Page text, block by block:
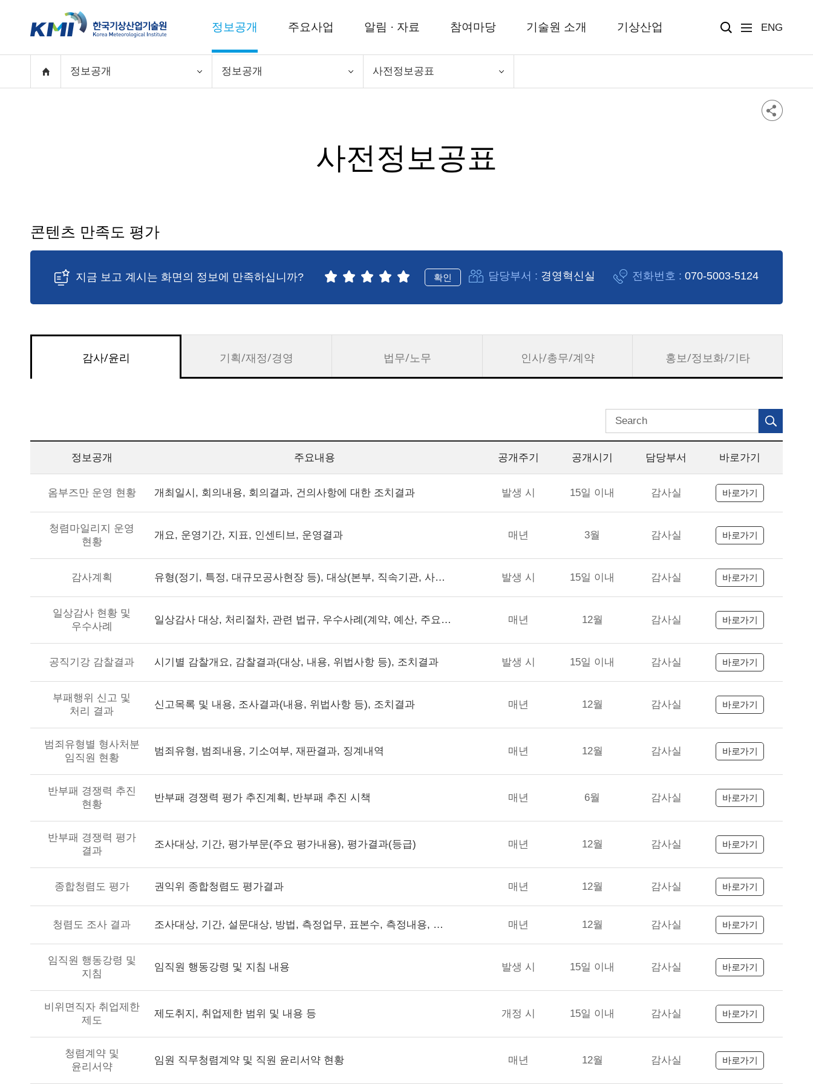
정보공개 주요사업 알림 · 자료 참여마당 기술원 소개 기상산업 ENG
정보공개 정보공개 사전정보공표
사전정보공표
콘텐츠 만족도 평가
지금 보고 계시는 화면의 정보에 만족하십니까? 확인 담당부서 : 경영혁신실 전화번호 : 070-5003-5124
감사/윤리 기획/재정/경영 법무/노무 인사/총무/계약 홍보/정보화/기타
검색어 입력
정보공개 주요내용 공개주기 공개시기 담당부서 바로가기
옴부즈만 운영 현황 개최일시, 회의내용, 회의결과, 건의사항에 대한 조치결과 발생 시 15일 이내 감사실 바로가기
청렴마일리지 운영
현황
개요, 운영기간, 지표, 인센티브, 운영결과 매년 3월 감사실 바로가기
감사계획 유형(정기, 특정, 대규모공사현장 등), 대상(본부, 직속기관, 사업소 등), 감사일정, 감사반편성, 중점 감사사항 발생 시 15일 이내 감사실 바로가기
일상감사 현황 및
우수사례
일상감사 대상, 처리절차, 관련 법규, 우수사례(계약, 예산, 주요 정책분야 우수사례) 매년 12월 감사실 바로가기
공직기강 감찰결과 시기별 감찰개요, 감찰결과(대상, 내용, 위법사항 등), 조치결과 발생 시 15일 이내 감사실 바로가기
부패행위 신고 및
처리 결과
신고목록 및 내용, 조사결과(내용, 위법사항 등), 조치결과 매년 12월 감사실 바로가기
범죄유형별 형사처분
임직원 현황
범죄유형, 범죄내용, 기소여부, 재판결과, 징계내역 매년 12월 감사실 바로가기
반부패 경쟁력 추진
현황
반부패 경쟁력 평가 추진계획, 반부패 추진 시책 매년 6월 감사실 바로가기
반부패 경쟁력 평가
결과
조사대상, 기간, 평가부문(주요 평가내용), 평가결과(등급) 매년 12월 감사실 바로가기
종합청렴도 평가 권익위 종합청렴도 평가결과 매년 12월 감사실 바로가기
청렴도 조사 결과 조사대상, 기간, 설문대상, 방법, 측정업무, 표본수, 측정내용, 평가결과(점수, 평균, 등급) 매년 12월 감사실 바로가기
임직원 행동강령 및
지침
임직원 행동강령 및 지침 내용 발생 시 15일 이내 감사실 바로가기
비위면직자 취업제한
제도
제도취지, 취업제한 범위 및 내용 등 개정 시 15일 이내 감사실 바로가기
청렴계약 및
윤리서약
임원 직무청렴계약 및 직원 윤리서약 현황 매년 12월 감사실 바로가기